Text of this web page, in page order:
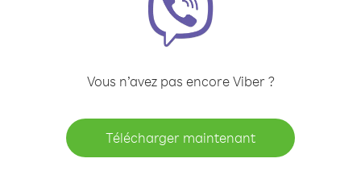
Vous n’avez pas encore Viber ?
Télécharger maintenant